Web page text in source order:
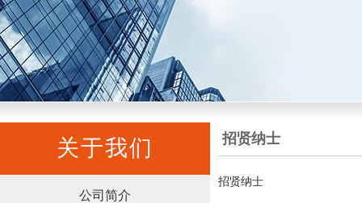
关于我们
公司简介
招贤纳士
招贤纳士